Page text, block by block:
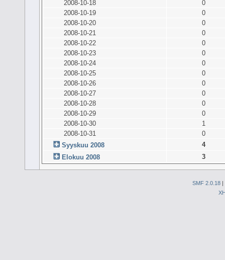
2008-10-18
0
2008-10-19
0
2008-10-20
0
2008-10-21
0
2008-10-22
0
2008-10-23
0
2008-10-24
0
2008-10-25
0
2008-10-26
0
2008-10-27
0
2008-10-28
0
2008-10-29
0
2008-10-30
1
2008-10-31
0
Syyskuu 2008
4
Elokuu 2008
3
SMF 2.0.18 |